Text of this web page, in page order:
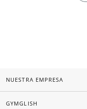
NUESTRA EMPRESA
GYMGLISH